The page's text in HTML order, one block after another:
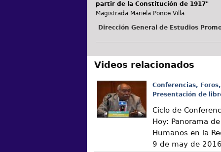
partir de la Constitución de 1917"
Magistrada Mariela Ponce Villa
Dirección General de Estudios
Videos relacionados
Conferencias,
Presentación de
Ciclo de
Hoy: Panorama
Humanos en la
9 de may de